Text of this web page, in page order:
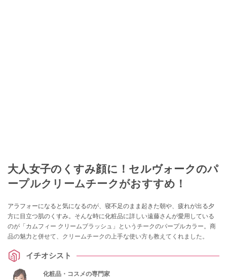
大人女子のくすみ顔に！セルヴォークのパ
ープルクリームチークがおすすめ！
アラフォーになると気になるのが、寝不足のまま起きた朝や、疲れが出る夕
方に目立つ肌のくすみ。そんな時に化粧品に詳しい遠藤さんが愛用している
のが「カムフィー クリームブラッシュ」というチークのパープルカラー。商
品の魅力と併せて、クリームチークの上手な使い方も教えてくれました。
イチオシスト
化粧品・コスメの専門家